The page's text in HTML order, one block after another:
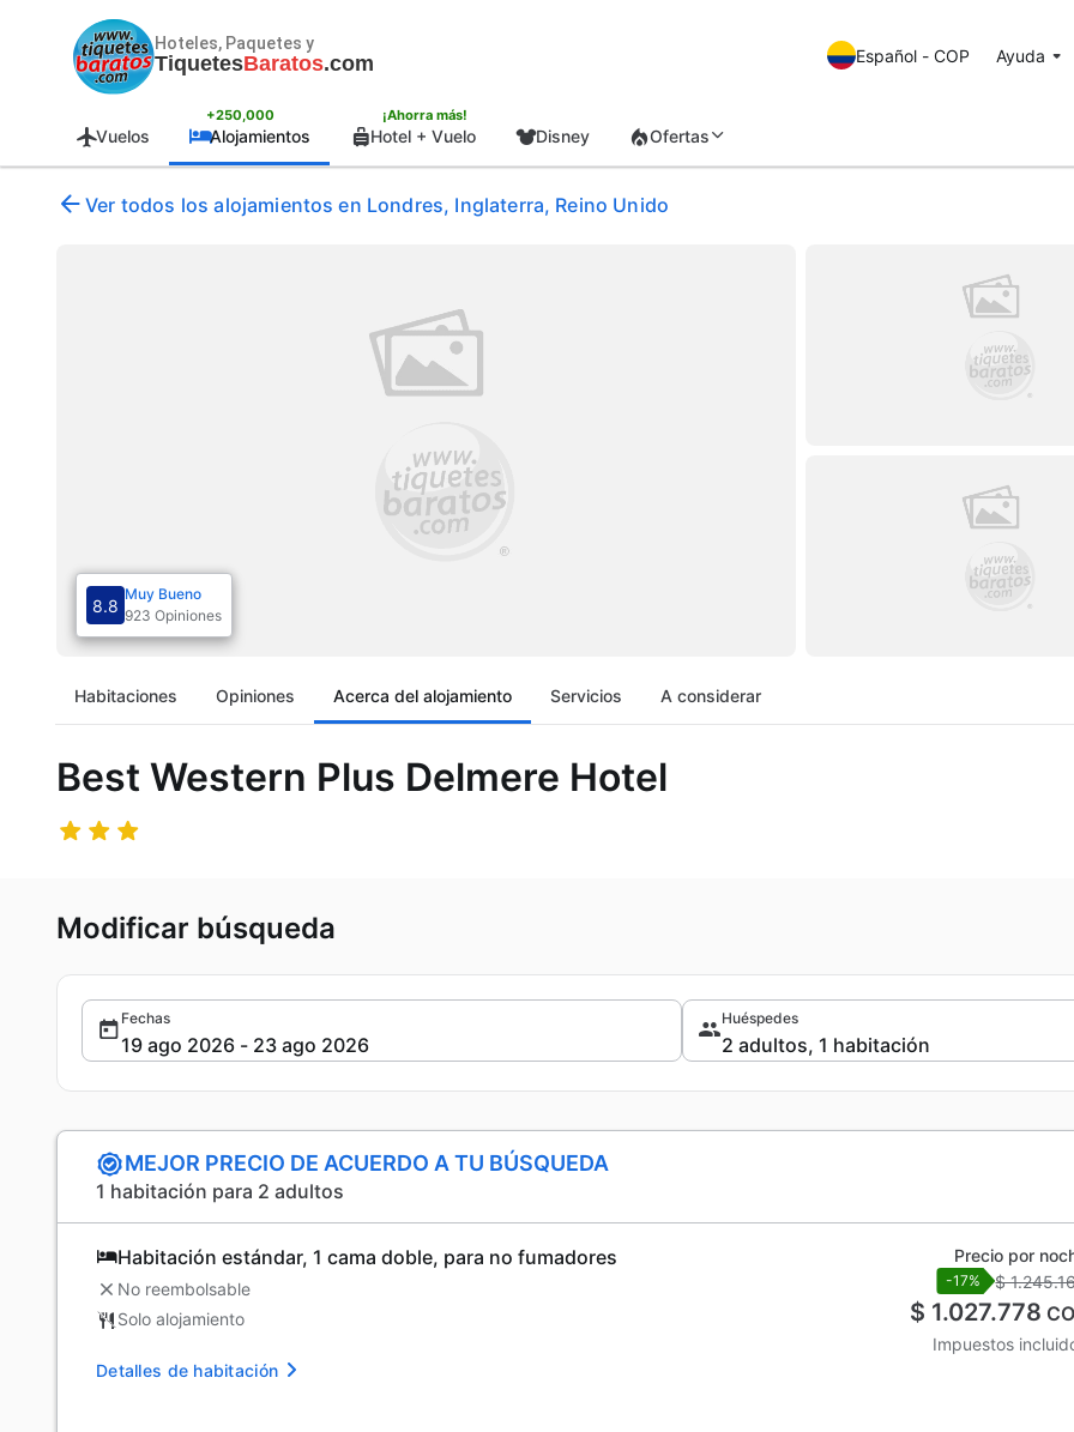
Hoteles, Paquetes y
TiquetesBaratos.com Español - COP Ayuda
Vuelos
+250,000
Alojamientos
¡Ahorra más!
Hotel + Vuelo Disney Ofertas
Ver todos los alojamientos en Londres, Inglaterra, Reino Unido
8.8
Muy Bueno
923 Opiniones
Habitaciones Opiniones Acerca del alojamiento Servicios A considerar
Best Western Plus Delmere Hotel
Modificar búsqueda
Fechas Huéspedes
MEJOR PRECIO DE ACUERDO A TU BÚSQUEDA
1 habitación para 2 adultos
Habitación estándar, 1 cama doble, para no fumadores
No reembolsable
Solo alojamiento
Detalles de habitación
Precio por
-17% $
$ 1.027.778
Impuestos